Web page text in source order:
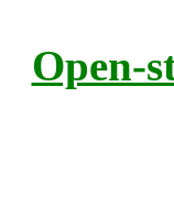
Open-